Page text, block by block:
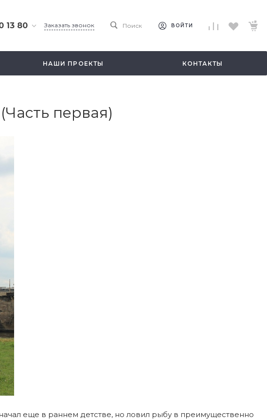
13 80
этаж
Заказать звонок Поиск ВОЙТИ
НАШИ ПРОЕКТЫ КОНТАКТЫ
первая)
еще в раннем детстве, но ловил рыбу в преимущественно